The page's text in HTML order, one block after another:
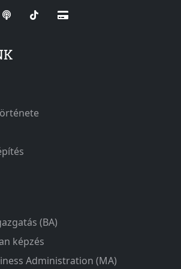
(BA)
képzés
Administration (MA)